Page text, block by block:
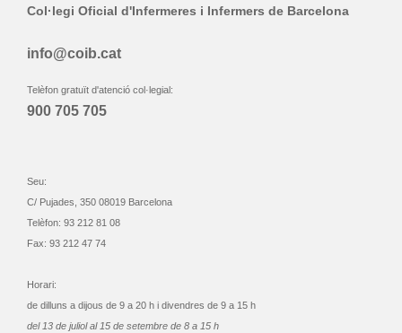
Col·legi Oficial d'Infermeres i Infermers de Barcelona
info@coib.cat
Telèfon gratuït d'atenció col·legial:
900 705 705
Seu:
C/ Pujades, 350 08019 Barcelona
Telèfon: 93 212 81 08
Fax: 93 212 47 74
Horari:
de dilluns a dijous de 9 a 20 h i divendres de 9 a 15 h
del 13 de juliol al 15 de setembre de 8 a 15 h